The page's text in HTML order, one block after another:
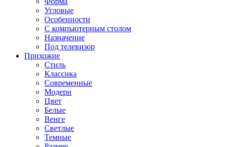
Угловые
Особенности
С компьютерным столом
Назначение
Под телевизор
Прихожие
Стиль
Классика
Современные
Модерн
Цвет
Белые
Венге
Светлые
Темные